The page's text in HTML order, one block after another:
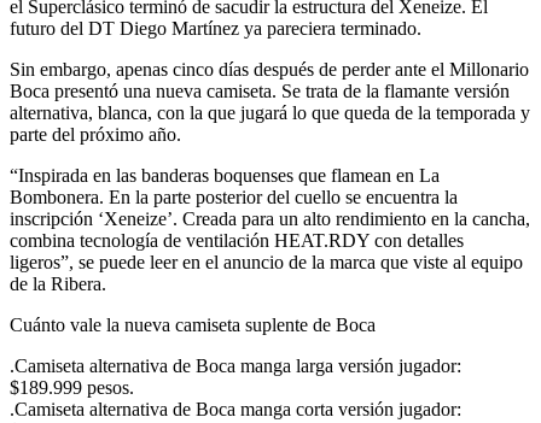
el Superclásico terminó de sacudir la estructura del Xeneize. El
futuro del DT Diego Martínez ya pareciera terminado.
Sin embargo, apenas cinco días después de perder ante el Millonario
Boca presentó una nueva camiseta. Se trata de la flamante versión
alternativa, blanca, con la que jugará lo que queda de la temporada y
parte del próximo año.
“Inspirada en las banderas boquenses que flamean en La
Bombonera. En la parte posterior del cuello se encuentra la
inscripción ‘Xeneize’. Creada para un alto rendimiento en la cancha,
combina tecnología de ventilación HEAT.RDY con detalles
ligeros”, se puede leer en el anuncio de la marca que viste al equipo
de la Ribera.
Cuánto vale la nueva camiseta suplente de Boca
.Camiseta alternativa de Boca manga larga versión jugador:
$189.999 pesos.
.Camiseta alternativa de Boca manga corta versión jugador: